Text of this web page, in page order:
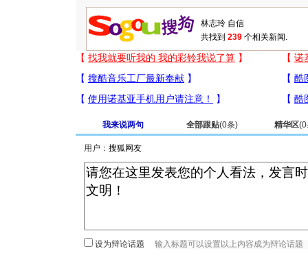
共找到 239 个相关新闻.
我来说两句 全部跟贴(0条) 精华区(0
用户：
设为辩论话题